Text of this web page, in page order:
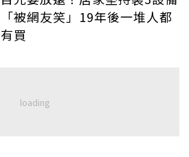
「被網友笑」19年後一堆人都
有買